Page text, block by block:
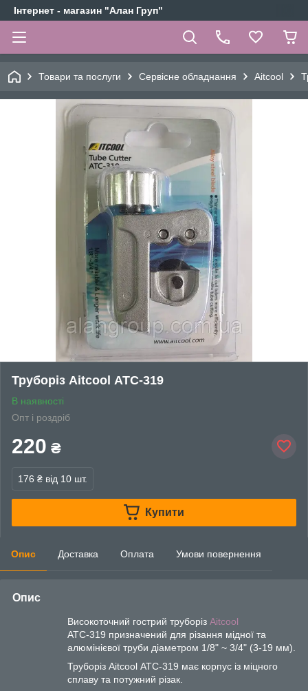
Інтернет - магазин "Алан Груп"
Товари та послуги Сервісне обладнання Aitcool
Труборіз Aitcool АТС-319
В наявності
Опт і роздріб
220 ₴
176 ₴ від 10 шт.
Купити
Опис Доставка Оплата Умови повернення
Опис
Високоточний гострий труборіз Aitcool
АТС-319 призначений для різання мідної та
алюмінієвої труби діаметром 1/8" ~ 3/4" (3-19 мм).
Труборіз Aitcool АТС-319 має корпус із міцного
сплаву та потужний різак.